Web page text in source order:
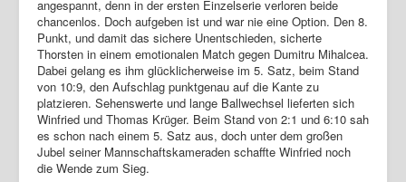
angespannt, denn in der ersten Einzelserie verloren beide
chancenlos. Doch aufgeben ist und war nie eine Option. Den 8.
Punkt, und damit das sichere Unentschieden, sicherte
Thorsten in einem emotionalen Match gegen Dumitru Mihalcea.
Dabei gelang es ihm glücklicherweise im 5. Satz, beim Stand
von 10:9, den Aufschlag punktgenau auf die Kante zu
platzieren. Sehenswerte und lange Ballwechsel lieferten sich
Winfried und Thomas Krüger. Beim Stand von 2:1 und 6:10 sah
es schon nach einem 5. Satz aus, doch unter dem großen
Jubel seiner Mannschaftskameraden schaffte Winfried noch
die Wende zum Sieg.